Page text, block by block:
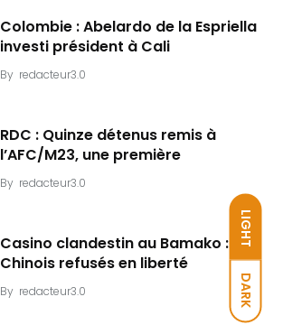
LIGHT
DARK
Colombie : Abelardo de la Espriella
investi président à Cali
By redacteur3.0
RDC : Quinze détenus remis à
l’AFC/M23, une première
By redacteur3.0
Casino clandestin au Bamako : Dix
Chinois refusés en liberté
By redacteur3.0